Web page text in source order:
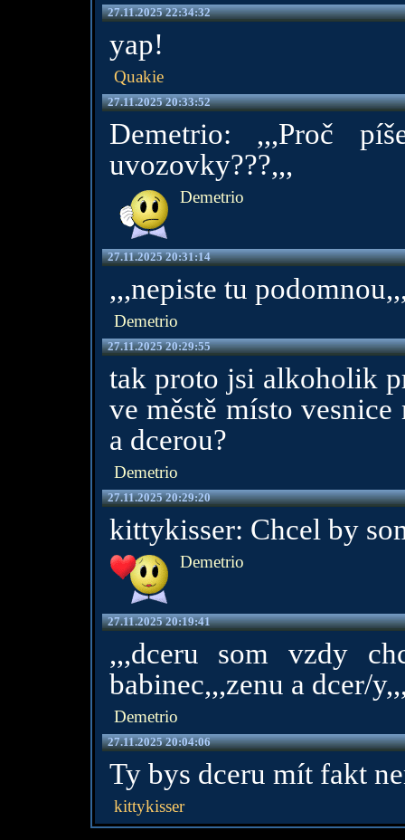
27.11.2025 22:34:32
yap!
Quakie
27.11.2025 20:33:52
Demetrio: ,,,Proč
uvozovky???,,,
Demetrio
27.11.2025 20:31:14
,,,nepiste tu
Demetrio
27.11.2025 20:29:55
tak proto jsi alkoholik
ve městě místo vesnice
a dcerou?
Demetrio
27.11.2025 20:29:20
kittykisser: Chcel by
Demetrio
27.11.2025 20:19:41
,,,dceru som vzdy
babinec,,,zenu a dcer/
Demetrio
27.11.2025 20:04:06
Ty bys dceru mít fakt
kittykisser